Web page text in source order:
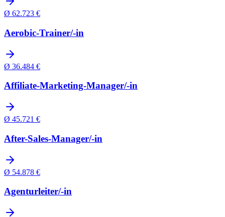
Ø 62.723 €
Aerobic-Trainer/-in
Ø 36.484 €
Affiliate-Marketing-Manager/-in
Ø 45.721 €
After-Sales-Manager/-in
Ø 54.878 €
Agenturleiter/-in